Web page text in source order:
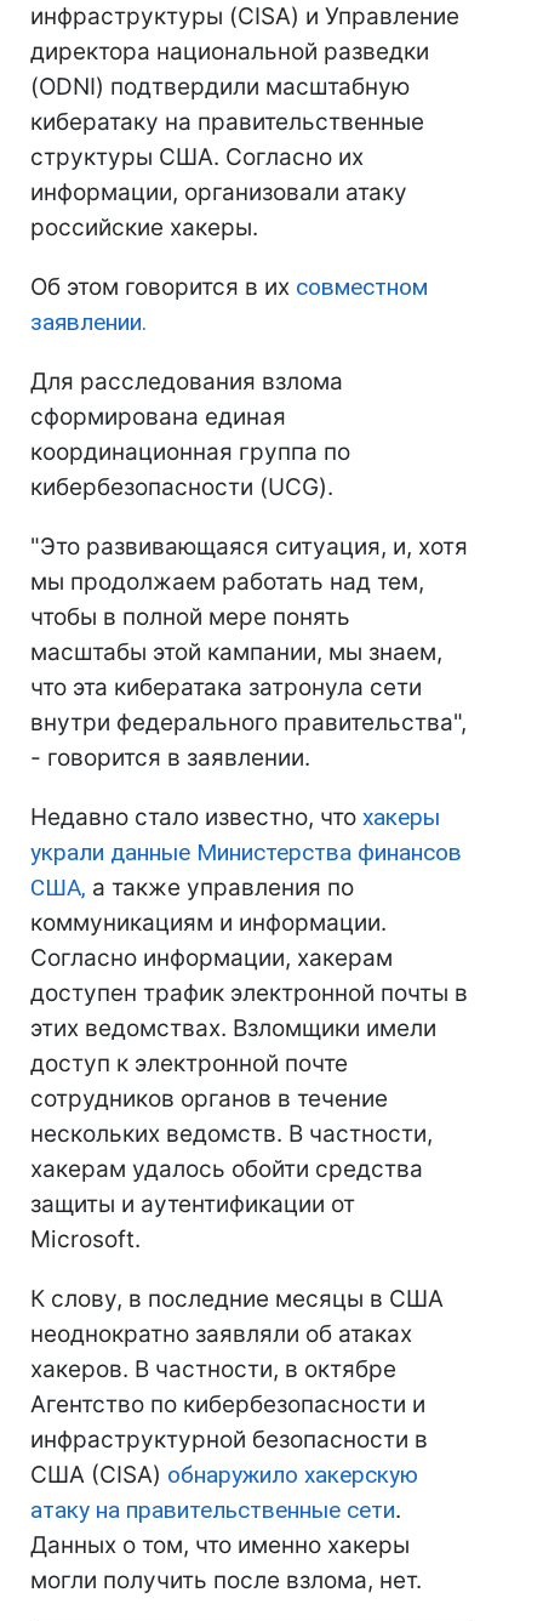
инфраструктуры (CISA) и Управление
директора национальной разведки
(ODNI) подтвердили масштабную
кибератаку на правительственные
структуры США. Согласно их
информации, организовали атаку
российские хакеры.
Об этом говорится в их совместном
заявлении.
Для расследования взлома
сформирована единая
координационная группа по
кибербезопасности (UCG).
"Это развивающаяся ситуация, и, хотя
мы продолжаем работать над тем,
чтобы в полной мере понять
масштабы этой кампании, мы знаем,
что эта кибератака затронула сети
внутри федерального правительства",
- говорится в заявлении.
Недавно стало известно, что хакеры
украли данные Министерства финансов
США, а также управления по
коммуникациям и информации.
Согласно информации, хакерам
доступен трафик электронной почты в
этих ведомствах. Взломщики имели
доступ к электронной почте
сотрудников органов в течение
нескольких ведомств. В частности,
хакерам удалось обойти средства
защиты и аутентификации от
Microsoft.
К слову, в последние месяцы в США
неоднократно заявляли об атаках
хакеров. В частности, в октябре
Агентство по кибербезопасности и
инфраструктурной безопасности в
США (CISA) обнаружило хакерскую
атаку на правительственные сети.
Данных о том, что именно хакеры
могли получить после взлома, нет.